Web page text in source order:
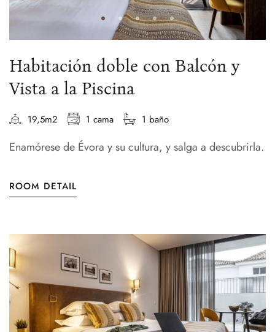
Habitación doble con Balcón y
Vista a la Piscina
19,5m2 1 cama 1 baño
Enamórese de Évora y su cultura, y salga a descubrirla.
ROOM DETAIL